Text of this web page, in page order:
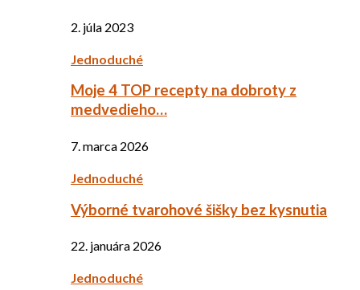
2. júla 2023
Jednoduché
Moje 4 TOP recepty na dobroty z
medvedieho…
7. marca 2026
Jednoduché
Výborné tvarohové šišky bez kysnutia
22. januára 2026
Jednoduché